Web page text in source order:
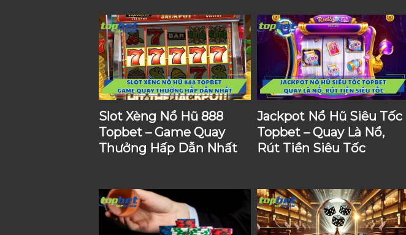
Slot Xèng Nổ Hũ 888
Topbet – Game Quay
Thưởng Hấp Dẫn Nhất
Jackpot Nổ Hũ Siêu Tốc
Topbet – Quay Là Nổ,
Rút Tiền Siêu Tốc